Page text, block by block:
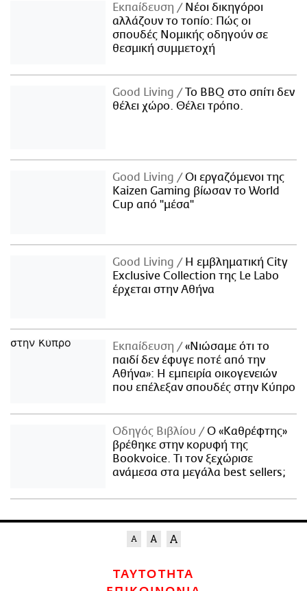
Εκπαίδευση
Νέοι δικηγόροι
αλλάζουν το τοπίο: Πώς οι
σπουδές Νομικής οδηγούν σε
θεσμική συμμετοχή
Good Living
Το BBQ στο σπίτι δεν
θέλει χώρο. Θέλει τρόπο.
Good Living
Οι εργαζόμενοι της
Kaizen Gaming βίωσαν το World
Cup από "μέσα"
Good Living
Η εμβληματική City
Exclusive Collection της Le Labo
έρχεται στην Αθήνα
Εκπαίδευση
«Νιώσαμε ότι το
παιδί δεν έφυγε ποτέ από την
Αθήνα»: Η εμπειρία οικογενειών
που επέλεξαν σπουδές στην Κύπρο
Οδηγός Βιβλίου
Ο «Καθρέφτης»
βρέθηκε στην κορυφή της
Bookvoice. Τι τον ξεχώρισε
ανάμεσα στα μεγάλα best sellers;
ΤΑΥΤΟΤΗΤΑ